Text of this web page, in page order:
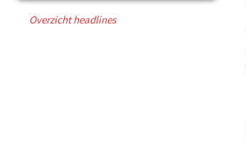
Overzicht headlines